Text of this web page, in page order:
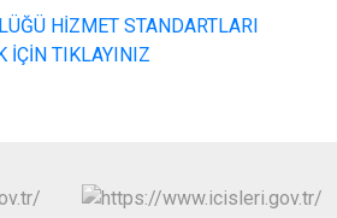
HİZMET STANDARTLARI
İÇİN TIKLAYINIZ